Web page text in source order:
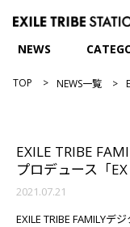
NEWS
TOP NEWS一覧
EXILE TRIBE
プロデュース「
2021.07.21
EXILE TRIBE FAMILYデ